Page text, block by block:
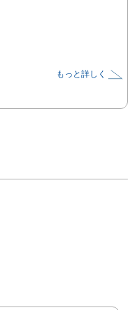
もっと詳しく